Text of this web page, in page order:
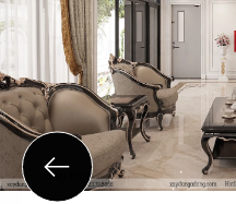
Thông tin
Xu hướng thiết kế nội thất
giới
Họ tên *